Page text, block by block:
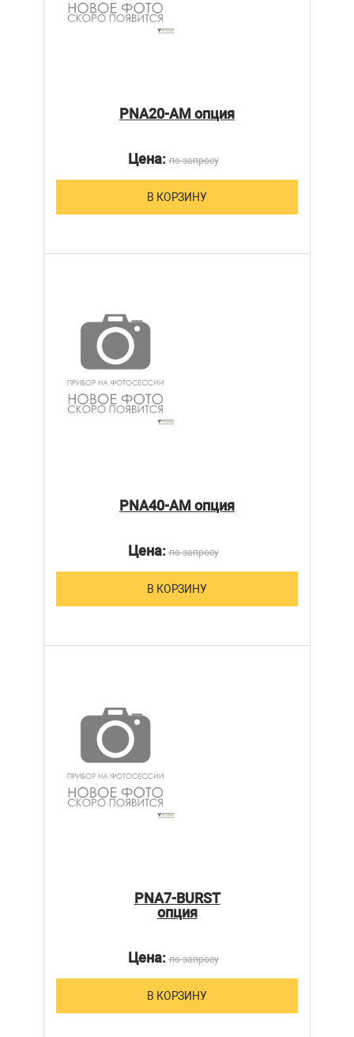
PNA20-AM опция
Цена:по запросу
В КОРЗИНУ
PNA40-AM опция
Цена:по запросу
В КОРЗИНУ
PNA7-BURST
опция
Цена:по запросу
В КОРЗИНУ